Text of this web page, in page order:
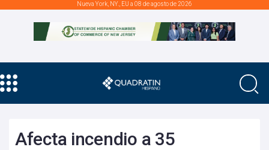
Nueva York, NY., EU a 08 de agosto de 2026
Afecta incendio a 35